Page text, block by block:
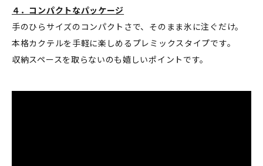
４．コンパクトなパッケージ
手のひらサイズのコンパクトさで、そのまま氷に注ぐだけ。
本格カクテルを手軽に楽しめるプレミックスタイプです。
収納スペースを取らないのも嬉しいポイントです。